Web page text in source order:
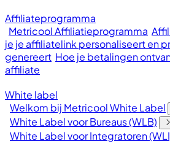
Affiliateprogramma
Metricool Affiliatieprogramma
je je affiliatelink personaliseert en
genereert Hoe je betalingen
affiliate
White label
Welkom bij Metricool White Label
White Label voor Bureaus (WLB)
White Label voor Integratoren